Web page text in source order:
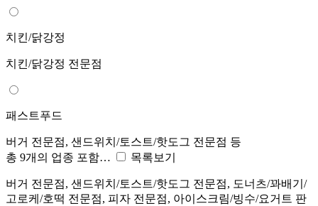
치킨/닭강정
치킨/닭강정 전문점
패스트푸드
버거 전문점, 샌드위치/토스트/핫도그 전문점 등
총 9개의 업종 포함…
목록보기
버거 전문점, 샌드위치/토스트/핫도그 전문점, 도너츠/꽈배기/
고로케/호떡 전문점, 피자 전문점, 아이스크림/빙수/요거트 판